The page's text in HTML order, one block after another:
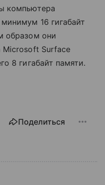
компьютера
16 гигабайт
образом они
Microsoft Surface
8 гигабайт памяти.
Поделиться